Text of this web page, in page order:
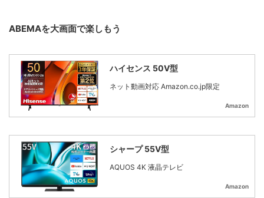
ABEMAを大画面で楽しもう
ハイセンス 50V型
ネット動画対応 Amazon.co.jp限定
Amazon
シャープ 55V型
AQUOS 4K 液晶テレビ
Amazon